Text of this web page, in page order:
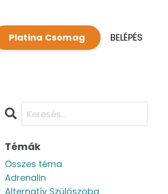
Platina Csomag BELÉPÉS
Témák
Összes téma
Adrenalin
Alternatív Szülőszoba